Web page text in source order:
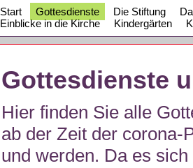
Start Gottesdienste Die Stiftung
Einblicke in die Kirche
Kindergärten
Gottesdienste
Hier finden Sie alle
ab der Zeit der corona-
und werden. Da es